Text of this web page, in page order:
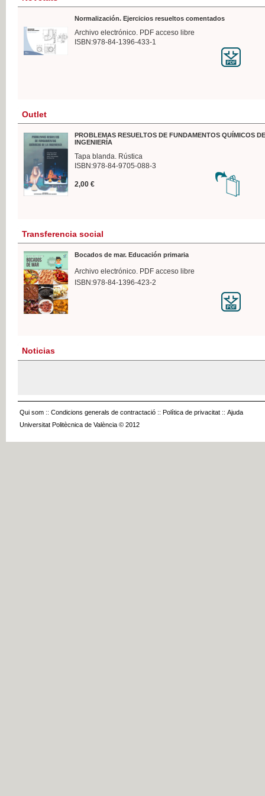
Normalización. Ejercicios resueltos comentados
Archivo electrónico. PDF acceso libre
ISBN:978-84-1396-433-1
Outlet
PROBLEMAS RESUELTOS DE FUNDAMENTOS QUÍMICOS
INGENIERÍA
Tapa blanda. Rústica
ISBN:978-84-9705-088-3
2,00 €
Transferencia social
Bocados de mar. Educación primaria
Archivo electrónico. PDF acceso libre
ISBN:978-84-1396-423-2
Noticias
Qui som :: Condicions generals de contractació :: Política de privacitat :: Ajuda
Universitat Politècnica de València © 2012